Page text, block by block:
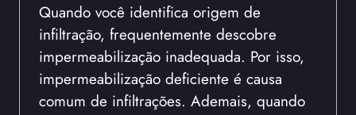
Quando você identifica origem de
infiltração, frequentemente descobre
impermeabilização inadequada. Por isso,
impermeabilização deficiente é causa
comum de infiltrações. Ademais, quando